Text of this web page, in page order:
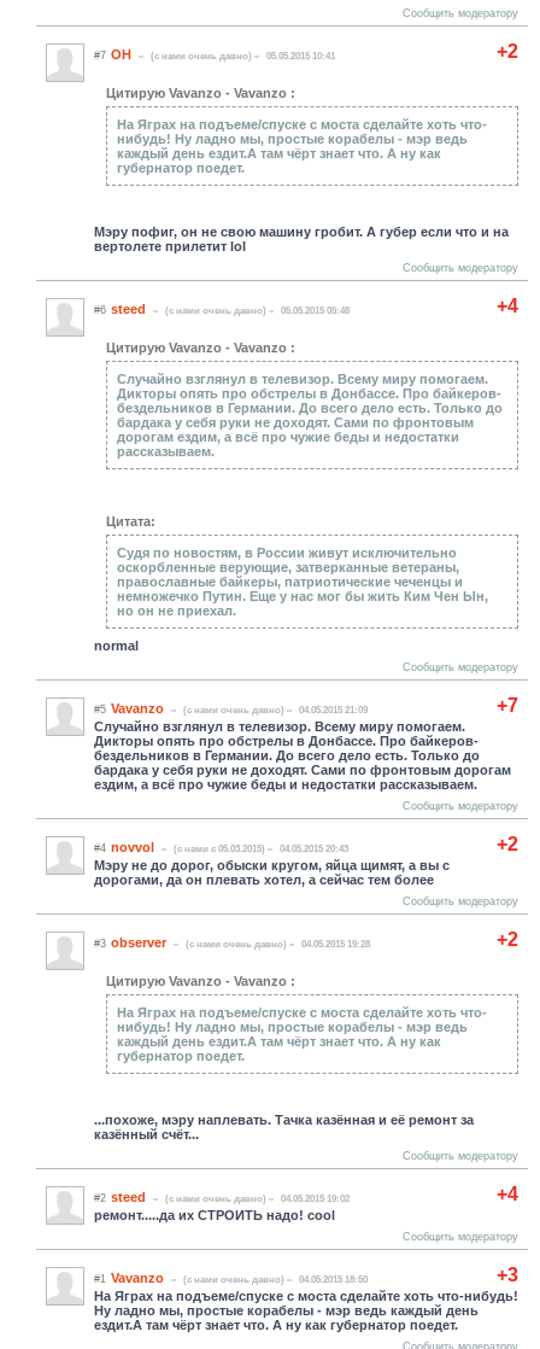
Сообщить модератору
+2
#7 ОН (c нами очень давно) 05.05.2015 10:41
Цитирую Vavanzo - Vavanzo :
На Яграх на подъеме/спуске с моста сделайте хоть что-
нибудь! Ну ладно мы, простые корабелы - мэр ведь
каждый день ездит.А там чёрт знает что. А ну как
губернатор поедет.
Мэру пофиг, он не свою машину гробит. А губер если что и на
вертолете прилетит lol
Сообщить модератору
+4
#6 steed (c нами очень давно) 05.05.2015 05:48
Цитирую Vavanzo - Vavanzo :
Случайно взглянул в телевизор. Всему миру помогаем.
Дикторы опять про обстрелы в Донбассе. Про байкеров-
бездельников в Германии. До всего дело есть. Только до
бардака у себя руки не доходят. Сами по фронтовым
дорогам ездим, а всё про чужие беды и недостатки
рассказываем.
Цитата:
Судя по новостям, в России живут исключительно
оскорбленные верующие, затверканные ветераны,
православные байкеры, патриотические чеченцы и
немножечко Путин. Еще у нас мог бы жить Ким Чен Ын,
но он не приехал.
normal
Сообщить модератору
+7
#5 Vavanzo (c нами очень давно) 04.05.2015 21:09
Случайно взглянул в телевизор. Всему миру помогаем.
Дикторы опять про обстрелы в Донбассе. Про байкеров-
бездельников в Германии. До всего дело есть. Только до
бардака у себя руки не доходят. Сами по фронтовым дорогам
ездим, а всё про чужие беды и недостатки рассказываем.
Сообщить модератору
+2
#4 novvol (c нами с 05.03.2015) 04.05.2015 20:43
Мэру не до дорог, обыски кругом, яйца щимят, а вы с
дорогами, да он плевать хотел, а сейчас тем более
Сообщить модератору
+2
#3 observer (c нами очень давно) 04.05.2015 19:28
Цитирую Vavanzo - Vavanzo :
На Яграх на подъеме/спуске с моста сделайте хоть что-
нибудь! Ну ладно мы, простые корабелы - мэр ведь
каждый день ездит.А там чёрт знает что. А ну как
губернатор поедет.
...похоже, мэру наплевать. Тачка казённая и её ремонт за
казённый счёт...
Сообщить модератору
+4
#2 steed (c нами очень давно) 04.05.2015 19:02
ремонт.....да их СТРОИТЬ надо! cool
Сообщить модератору
+3
#1 Vavanzo (c нами очень давно) 04.05.2015 18:50
На Яграх на подъеме/спуске с моста сделайте хоть что-нибудь!
Ну ладно мы, простые корабелы - мэр ведь каждый день
ездит.А там чёрт знает что. А ну как губернатор поедет.
Сообщить модератору